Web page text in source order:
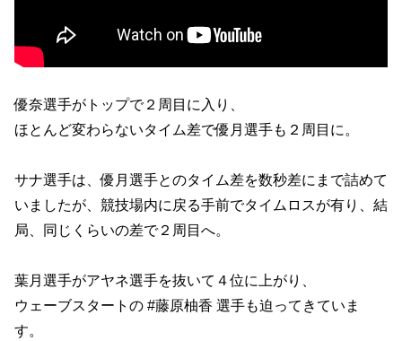
優奈選手がトップで２周目に入り、
ほとんど変わらないタイム差で優月選手も２周目に。
サナ選手は、優月選手とのタイム差を数秒差にまで詰めて
いましたが、競技場内に戻る手前でタイムロスが有り、結
局、同じくらいの差で２周目へ。
葉月選手がアヤネ選手を抜いて４位に上がり、
ウェーブスタートの #藤原柚香 選手も迫ってきていま
す。